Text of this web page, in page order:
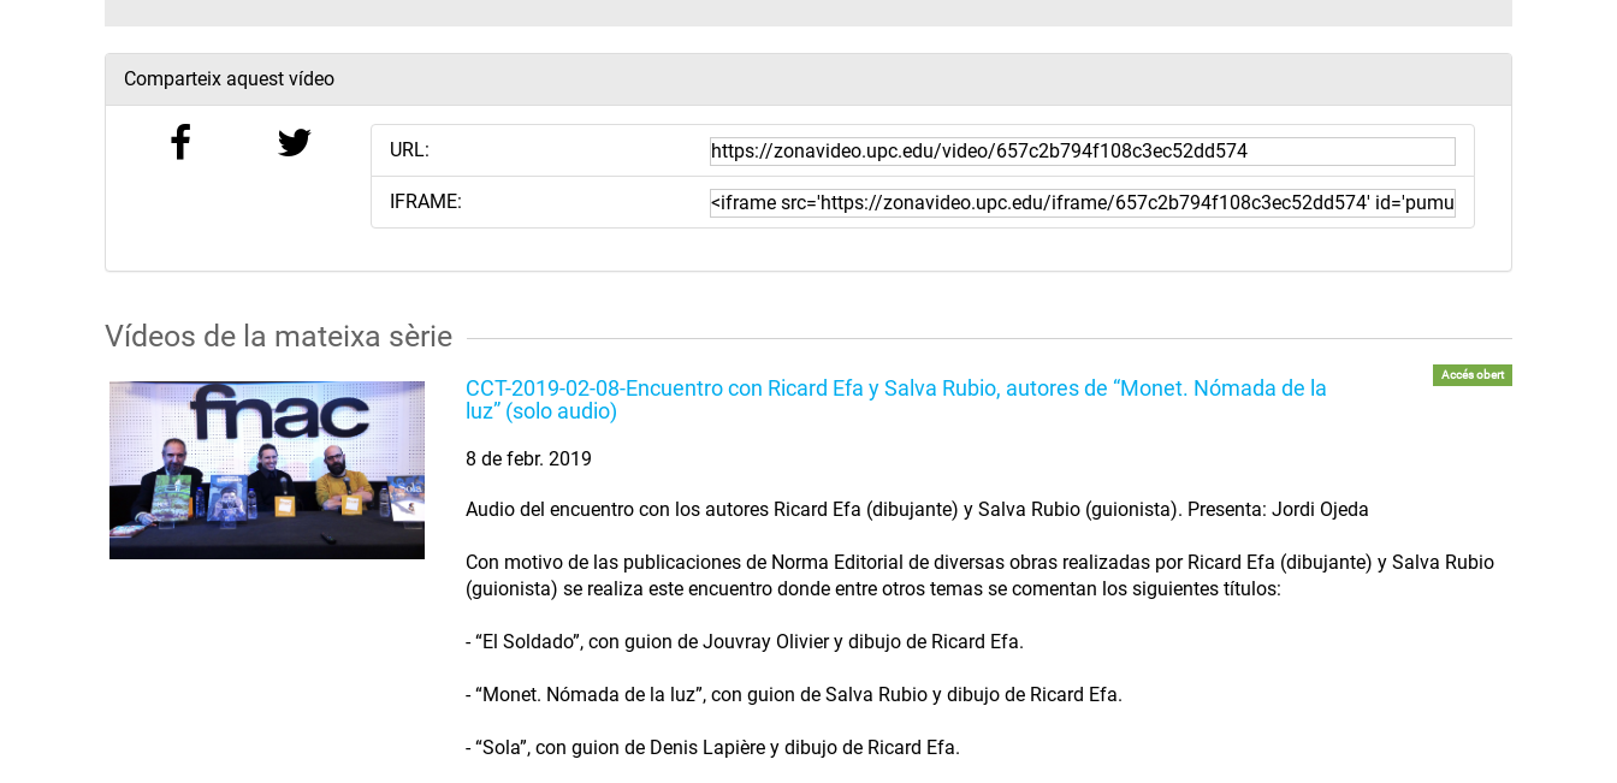
Comparteix aquest vídeo
URL:
IFRAME:
Vídeos de la mateixa sèrie
CCT-2019-02-08-Encuentro con Ricard Efa y Salva Rubio, autores de “Monet. Nómada de la
luz” (solo audio)
Accés obert
8 de febr. 2019
Audio del encuentro con los autores Ricard Efa (dibujante) y Salva Rubio (guionista). Presenta: Jordi Ojeda
Con motivo de las publicaciones de Norma Editorial de diversas obras realizadas por Ricard Efa (dibujante) y Salva Rubio
(guionista) se realiza este encuentro donde entre otros temas se comentan los siguientes títulos:
- “El Soldado”, con guion de Jouvray Olivier y dibujo de Ricard Efa.
- “Monet. Nómada de la luz”, con guion de Salva Rubio y dibujo de Ricard Efa.
- “Sola”, con guion de Denis Lapière y dibujo de Ricard Efa.